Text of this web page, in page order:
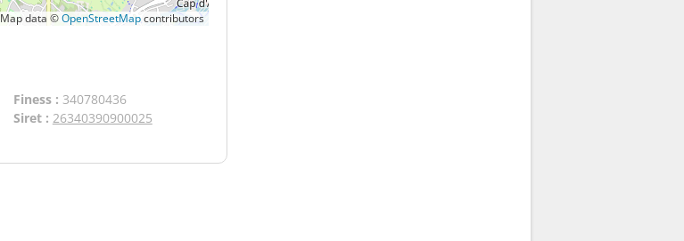
Map data ©OpenStreetMapcontributors
Finess : 340780436
Siret : 26340390900025